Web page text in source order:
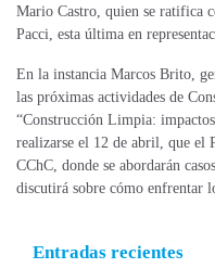
Mario Castro, quien se ratifica
Pacci, esta última en
En la instancia Marcos Brito,
las próximas actividades de
“Construcción Limpia:
realizarse el 12 de abril, que el
CChC, donde se abordarán
discutirá sobre cómo enfrentar
Entradas recientes